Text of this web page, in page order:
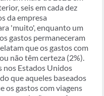
seis em cada dez
da empresa
'muito', enquanto um
gastos permaneceram
que os gastos com
não têm certeza (2%).
nos Estados Unidos
que aqueles baseados
os gastos com viagens